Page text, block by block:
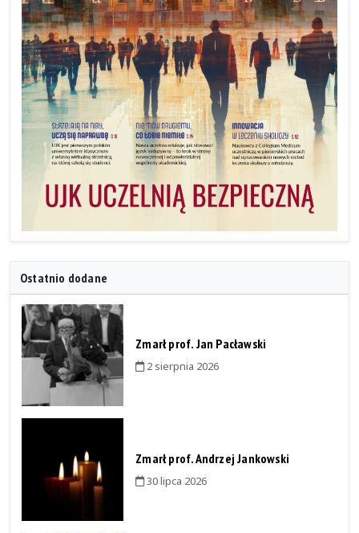
Ostatnio dodane
Zmarł prof. Jan Pacławski
2 sierpnia 2026
Zmarł prof. Andrzej Jankowski
30 lipca 2026